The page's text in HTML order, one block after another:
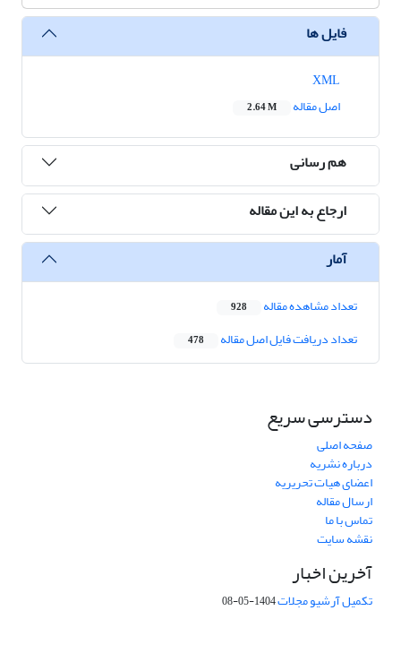
فایل ها
اصل مقاله
2.64 M
هم رسانی
ارجاع به این مقاله
آمار
تعداد مشاهده مقاله 928
تعداد دریافت فایل اصل مقاله 478
دسترسی سریع
صفحه اصلی
درباره نشریه
اعضای هیات تحریریه
ارسال مقاله
تماس با ما
نقشه سایت
آخرین اخبار
تکمیل آرشیو مجلات1404-05-08